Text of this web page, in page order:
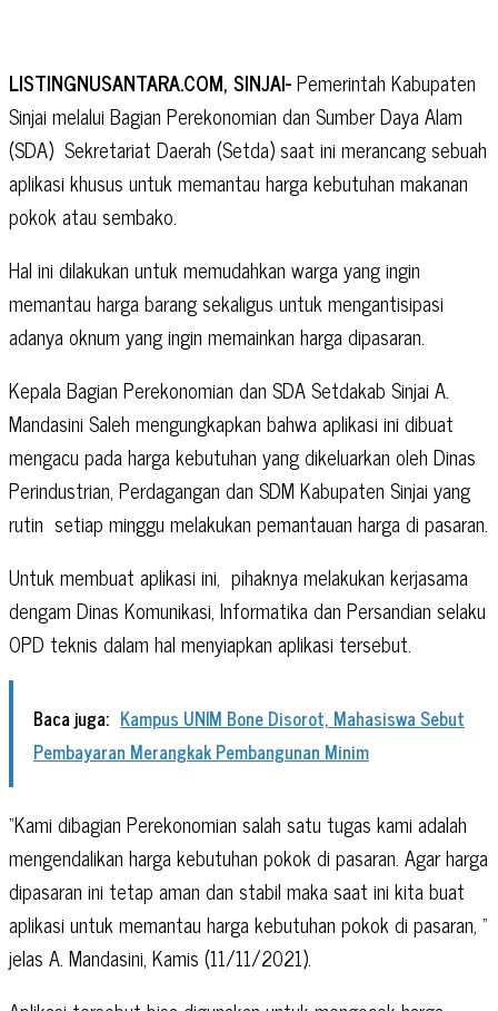
LISTINGNUSANTARA.COM, SINJAI-Pemerintah Kabupaten
Sinjai melalui Bagian Perekonomian dan Sumber Daya Alam
(SDA) Sekretariat Daerah (Setda) saat ini merancang sebuah
aplikasi khusus untuk memantau harga kebutuhan makanan
pokok atau sembako.
Hal ini dilakukan untuk memudahkan warga yang ingin
memantau harga barang sekaligus untuk mengantisipasi
adanya oknum yang ingin memainkan harga dipasaran.
Kepala Bagian Perekonomian dan SDA Setdakab Sinjai A.
Mandasini Saleh mengungkapkan bahwa aplikasi ini dibuat
mengacu pada harga kebutuhan yang dikeluarkan oleh Dinas
Perindustrian, Perdagangan dan SDM Kabupaten Sinjai yang
rutin setiap minggu melakukan pemantauan harga di pasaran.
Untuk membuat aplikasi ini, pihaknya melakukan kerjasama
dengam Dinas Komunikasi, Informatika dan Persandian selaku
OPD teknis dalam hal menyiapkan aplikasi tersebut.
Baca juga: Kampus UNIM Bone Disorot, Mahasiswa Sebut
Pembayaran Merangkak Pembangunan Minim
“Kami dibagian Perekonomian salah satu tugas kami adalah
mengendalikan harga kebutuhan pokok di pasaran. Agar harga
dipasaran ini tetap aman dan stabil maka saat ini kita buat
aplikasi untuk memantau harga kebutuhan pokok di pasaran, ”
jelas A. Mandasini, Kamis (11/11/2021).